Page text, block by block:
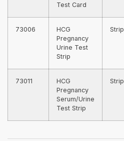
Test Card
73006
HCG
Pregnancy
Urine Test
Strip
Strip
73011
HCG
Pregnancy
Serum/Urine
Test Strip
Strip